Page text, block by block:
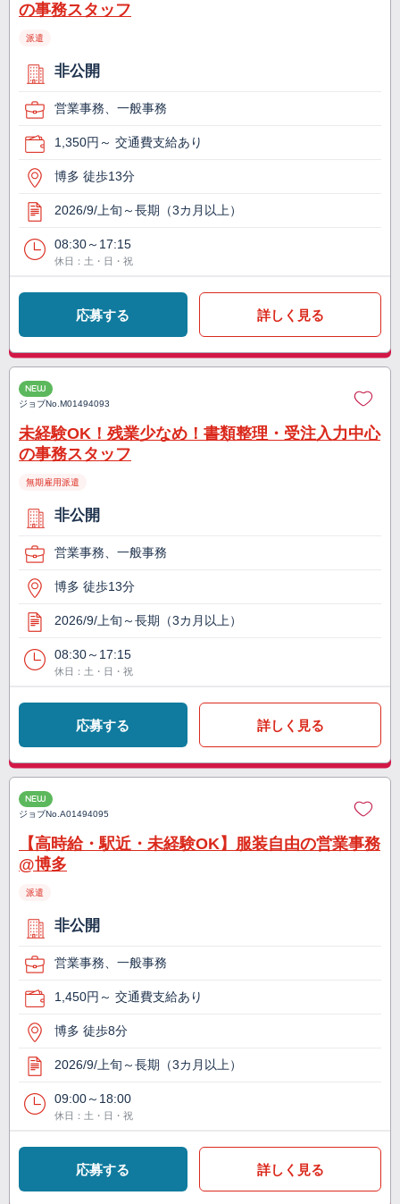
の事務スタッフ
派遣
非公開
営業事務、一般事務
1,350円～ 交通費支給あり
博多 徒歩13分
2026/9/上旬～長期（3カ月以上）
08:30～17:15
休日：土・日・祝
応募する 詳しく見る
NEW
ジョブNo.M01494093
未経験OK！残業少なめ！書類整理・受注入力中心
の事務スタッフ
無期雇用派遣
非公開
営業事務、一般事務
博多 徒歩13分
2026/9/上旬～長期（3カ月以上）
08:30～17:15
休日：土・日・祝
応募する 詳しく見る
NEW
ジョブNo.A01494095
【高時給・駅近・未経験OK】服装自由の営業事務
@博多
派遣
非公開
営業事務、一般事務
1,450円～ 交通費支給あり
博多 徒歩8分
2026/9/上旬～長期（3カ月以上）
09:00～18:00
休日：土・日・祝
応募する 詳しく見る